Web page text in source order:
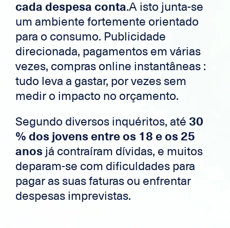
cada despesa conta.A isto junta-se
um ambiente fortemente orientado
para o consumo. Publicidade
direcionada, pagamentos em várias
vezes, compras online instantâneas :
tudo leva a gastar, por vezes sem
medir o impacto no orçamento.
Segundo diversos inquéritos, até 30
% dos jovens entre os 18 e os 25
anos já contraíram dívidas, e muitos
deparam-se com dificuldades para
pagar as suas faturas ou enfrentar
despesas imprevistas.